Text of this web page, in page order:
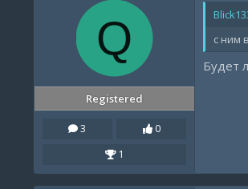
Q
Registered
3
0
1
с ним
Будет